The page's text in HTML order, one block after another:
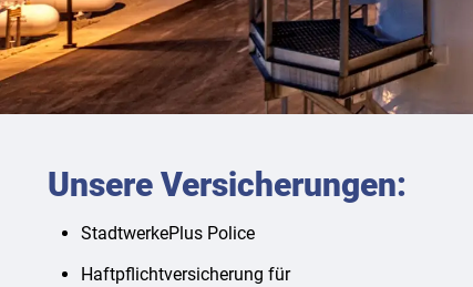
Unsere Versicherungen:
StadtwerkePlus Police
Haftpflichtversicherung für